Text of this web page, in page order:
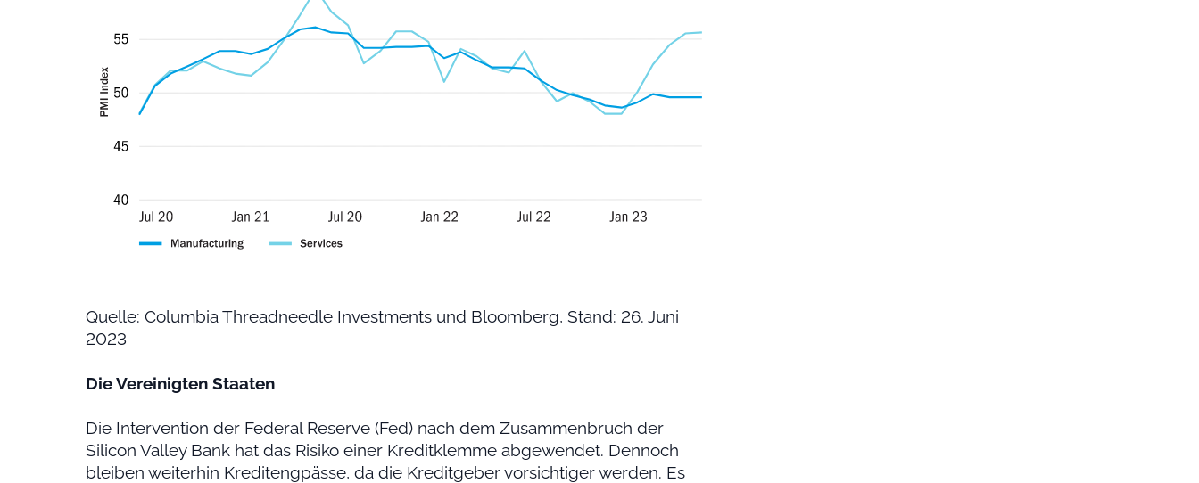
Quelle: Columbia Threadneedle Investments und Bloomberg, Stand: 26. Juni
2023
Die Vereinigten Staaten
Die Intervention der Federal Reserve (Fed) nach dem Zusammenbruch der
Silicon Valley Bank hat das Risiko einer Kreditklemme abgewendet. Dennoch
bleiben weiterhin Kreditengpässe, da die Kreditgeber vorsichtiger werden. Es